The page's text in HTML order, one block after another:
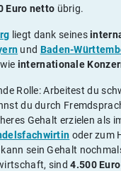
Euro netto übrig.
liegt dank seines
und Baden-
internationale
Rolle: Arbeitest du
du durch
Gehalt erzielen als
oder zum
sein Gehalt
sind4.500